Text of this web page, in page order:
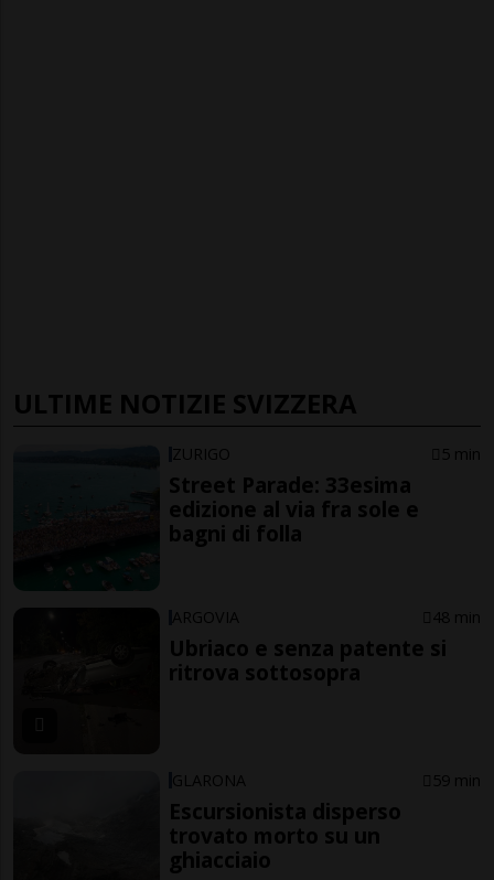
ULTIME NOTIZIE SVIZZERA
ZURIGO 5 min
Street Parade: 33esima
edizione al via fra sole e
bagni di folla
ARGOVIA 48 min
Ubriaco e senza patente si
ritrova sottosopra
GLARONA 59 min
Escursionista disperso
trovato morto su un
ghiacciaio